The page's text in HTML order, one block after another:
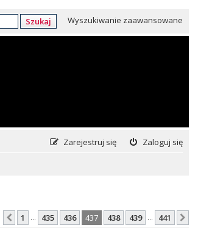
Szukaj Wyszukiwanie zaawansowane
Zaloguj się
Zarejestruj się
Strona437 z441
Poprzednia
1 … 435 436 437 438 439 … 441